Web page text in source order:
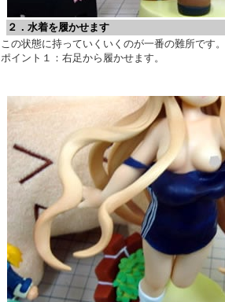
２．水着を履かせます
この状態に持っていくいくのが一番の難所です
ポイント１：右足から履かせます。